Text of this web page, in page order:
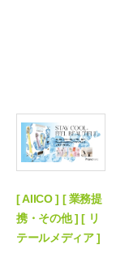
[ AIICO ] [ 業務提
携・その他 ] [ リ
テールメディア ]